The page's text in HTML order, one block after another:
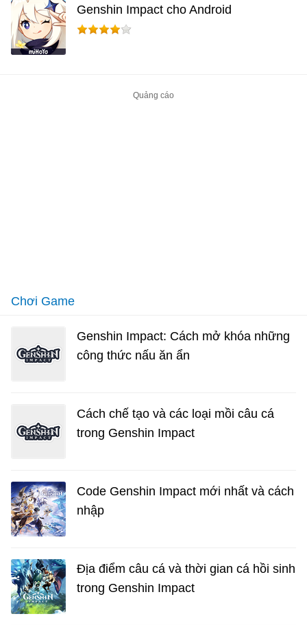
Genshin Impact cho Android
Chơi Game
Genshin Impact: Cách mở khóa những
công thức nấu ăn ẩn
Cách chế tạo và các loại mồi câu cá
trong Genshin Impact
Code Genshin Impact mới nhất và cách
nhập
Địa điểm câu cá và thời gian cá hồi sinh
trong Genshin Impact